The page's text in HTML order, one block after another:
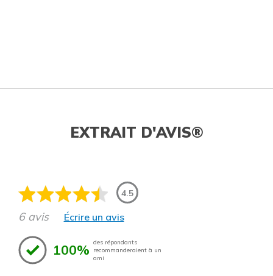
EXTRAIT D'AVIS®
4.5
6 avis Écrire un avis
100% des répondants
recommanderaient à un
ami